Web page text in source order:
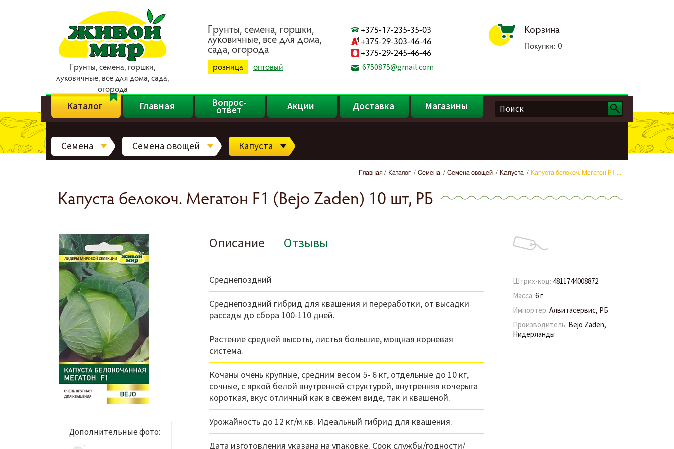
Гpyнты, ceмeнa, гopшки,
лyкoвичныe, вce для дoмa, caдa,
oгopoдa
Гpyнты, ceмeнa, гopшки,
лyкoвичныe, вce для дoмa,
caдa, oгopoдa
розница оптовый
+375-17-235-35-03
+375-29-303-46-46
+375-29-245-46-46
6750875@gmail.com
Корзина
Покупки:0
Каталог Главная Вопрос-
ответ Акции Доставка Магазины
Семена Семена овощей Капуста
Главная Каталог Семена Семена овощей Капуста Капуста белокоч. Мегатон F1 ...
Капуста белокоч. Мегатон F1 (Bejo Zaden) 10 шт, РБ
Дополнительные фото:
Штрих-код: 4811744008872
Масса: 6 г
Импортер: Алвитасервис, РБ
Производитель: Bejo Zaden,
Нидерланды
Описание Отзывы
Среднепоздний
Среднепоздний гибрид для квашения и переработки, от высадки
рассады до сбора 100-110 дней.
Растение средней высоты, листья большие, мощная корневая
система.
Кочаны очень крупные, средним весом 5- 6 кг, отдельные до 10 кг,
сочные, с яркой белой внутренней структурой, внутренняя кочерыга
короткая, вкус отличный как в свежем виде, так и квашеной.
Урожайность до 12 кг/м.кв. Идеальный гибрид для квашения.
Дата изготовления указана на упаковке. Срок службы/годности/